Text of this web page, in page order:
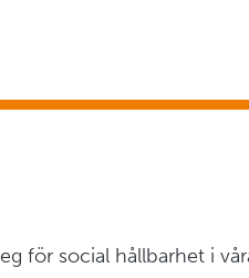
för social hållbarhet i